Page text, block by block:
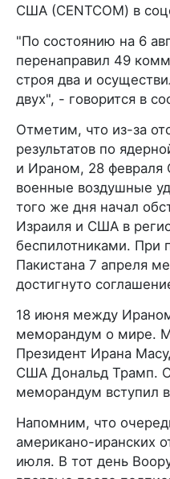
США (CENTCOM) в
"По состоянию на 6
перенаправил 49
строя два и
двух", - говорится в
Отметим, что из-за
результатов по
и Ираном, 28 февраля
военные воздушные
того же дня начал
Израиля и США в
беспилотниками. При
Пакистана 7 апреля
достигнуто
18 июня между
меморандум о мире.
Президент Ирана
США Дональд Трамп.
меморандум вступил
Напомним, что
американо-иранских
июля. В тот день